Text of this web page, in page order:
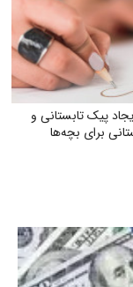
پیک تابستانی و
برای بچه‌ها